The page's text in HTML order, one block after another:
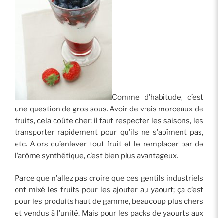
Comme d’habitude, c’est
une question de gros sous. Avoir de vrais morceaux de
fruits, cela coûte cher: il faut respecter les saisons, les
transporter rapidement pour qu’ils ne s’abîment pas,
etc. Alors qu’enlever tout fruit et le remplacer par de
l’arôme synthétique, c’est bien plus avantageux.
Parce que n’allez pas croire que ces gentils industriels
ont mixé les fruits pour les ajouter au yaourt; ça c’est
pour les produits haut de gamme, beaucoup plus chers
et vendus à l’unité. Mais pour les packs de yaourts aux